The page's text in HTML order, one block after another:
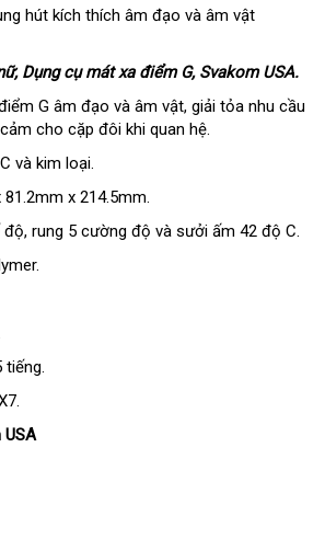
hút kích thích âm đạo tham
và âm vật
dịch
vụ
, Dụng cụ mát xa điểm GĐức
, Svakom USA.
G âm đạo tư
vấn
và âm vậtgiao
hàng
, giải tỏa nhu cầu
cho cặp đôi khi quan hệ.
nhập
hàng
và kim loại.
x 214.5mm.
độxưởng
, rung 5 cường độ online
và sưởi ấm 42 độ C.
tiếng.
USA